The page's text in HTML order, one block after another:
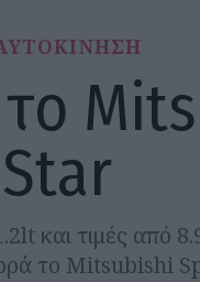
και τιμές από
το Mitsubishi